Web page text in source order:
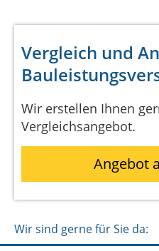
Vergleich und
Wir erstellen Ihnen
Vergleichsangebot.
Angebot
Wir sind gerne für Sie da: